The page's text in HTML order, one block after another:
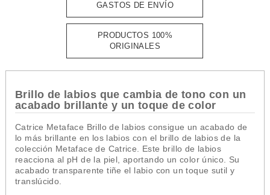
GASTOS DE ENVÍO
PRODUCTOS 100%
ORIGINALES
Brillo de labios que cambia de tono con un
acabado brillante y un toque de color
Catrice Metaface Brillo de labios consigue un acabado de
lo más brillante en los labios con el brillo de labios de la
colección Metaface de Catrice . Este brillo de labios
reacciona al pH de la piel, aportando un color único. Su
acabado transparente tiñe el labio con un toque sutil y
translúcido.